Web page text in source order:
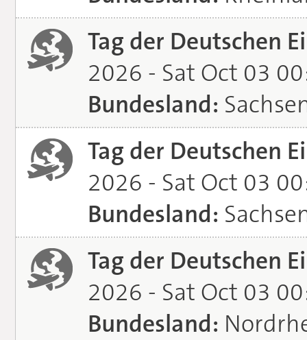
Tag der Deutschen
2026 - Sat Oct 03
Bundesland:
Tag der Deutschen
2026 - Sat Oct 03
Bundesland:
Tag der Deutschen
2026 - Sat Oct 03
Bundesland: